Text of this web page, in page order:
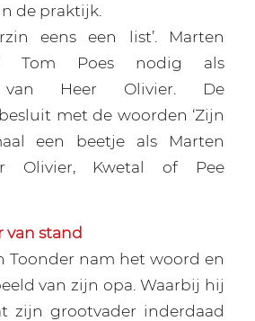
de praktijk.
eens een list’. Marten
Tom Poes nodig als
van Heer Olivier. De
met de woorden ‘Zijn
een beetje als Marten
Olivier, Kwetal of Pee
van stand
Toonder nam het woord en
van zijn opa. Waarbij hij
zijn grootvader inderdaad